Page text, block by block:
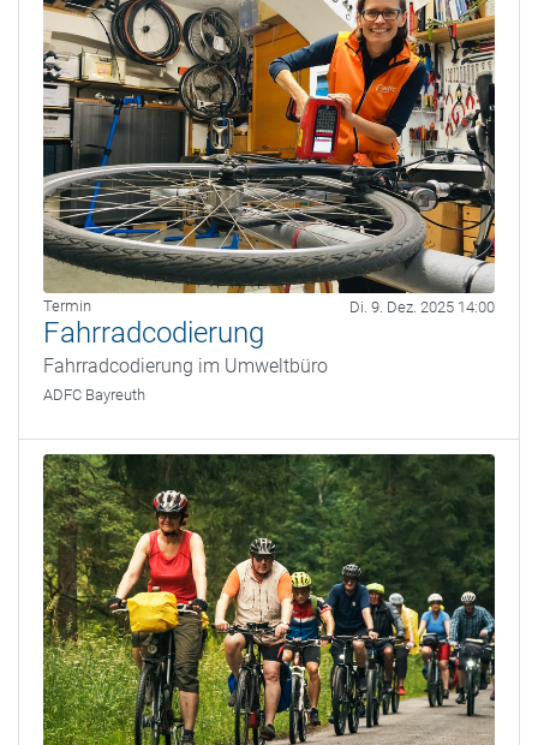
Termin Di. 9. Dez. 2025 14:00
Fahrradcodierung
Fahrradcodierung im Umweltbüro
ADFC Bayreuth